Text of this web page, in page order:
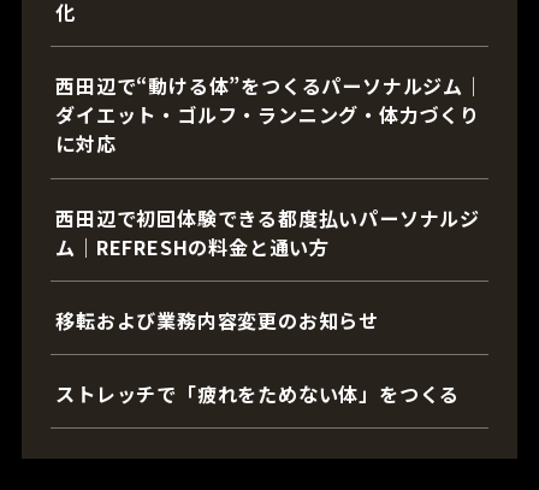
化
西田辺で“動ける体”をつくるパーソナルジム｜
ダイエット・ゴルフ・ランニング・体力づくり
に対応
西田辺で初回体験できる都度払いパーソナルジ
ム｜REFRESHの料金と通い方
移転および業務内容変更のお知らせ
ストレッチで「疲れをためない体」をつくる